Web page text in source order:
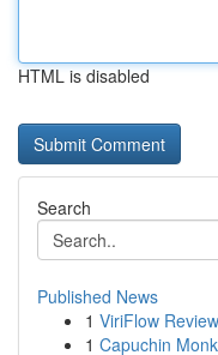
HTML is disabled
Search
Published News
1 ViriFlow
1 Capuchin